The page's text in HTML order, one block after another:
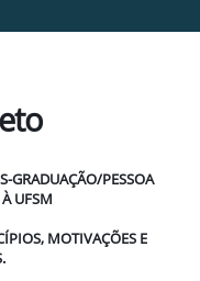
GRADUAÇÃO/PESSOA
UFSM
MOTIVAÇÕES E